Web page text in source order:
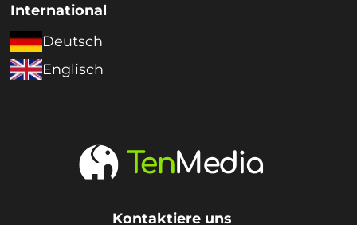
International
Deutsch
Englisch
Kontaktiere uns